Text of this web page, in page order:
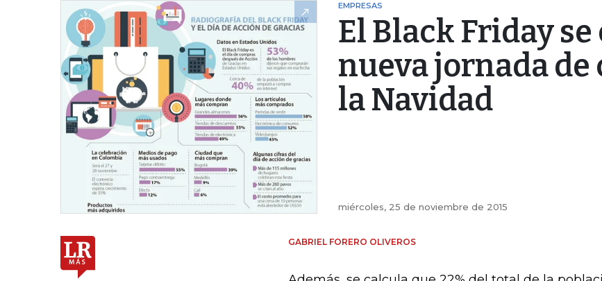
EMPRESAS
El Black Friday
nueva jornada de
la Navidad
miércoles, 25 de noviembre de 2015
GABRIEL FORERO OLIVEROS